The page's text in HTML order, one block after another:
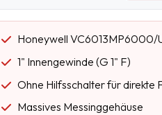
Honeywell VC6013MP6000/
1" Innengewinde (G 1" F)
Ohne Hilfsschalter für direkte
Massives Messinggehäuse